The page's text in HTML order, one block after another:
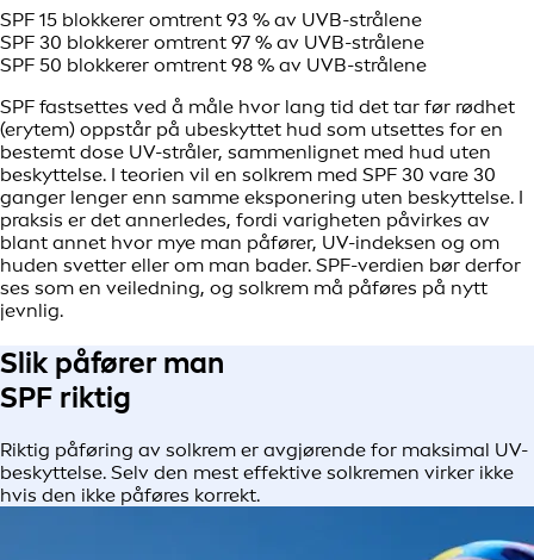
SPF 15 blokkerer omtrent 93 % av UVB-strålene
SPF 30 blokkerer omtrent 97 % av UVB-strålene
SPF 50 blokkerer omtrent 98 % av UVB-strålene
SPF fastsettes ved å måle hvor lang tid det tar før rødhet
(erytem) oppstår på ubeskyttet hud som utsettes for en
bestemt dose UV-stråler, sammenlignet med hud uten
beskyttelse. I teorien vil en solkrem med SPF 30 vare 30
ganger lenger enn samme eksponering uten beskyttelse. I
praksis er det annerledes, fordi varigheten påvirkes av
blant annet hvor mye man påfører, UV-indeksen og om
huden svetter eller om man bader. SPF-verdien bør derfor
ses som en veiledning, og solkrem må påføres på nytt
jevnlig.
Slik påfører man
SPF riktig
Riktig påføring av solkrem er avgjørende for maksimal UV-
beskyttelse. Selv den mest effektive solkremen virker ikke
hvis den ikke påføres korrekt.